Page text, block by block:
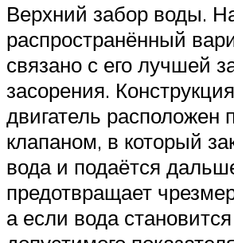
Верхний забор воды.
распространённый
связано с его лучшей
засорения.
двигатель расположен
клапаном, в который
вода и подаётся
предотвращает
а если вода